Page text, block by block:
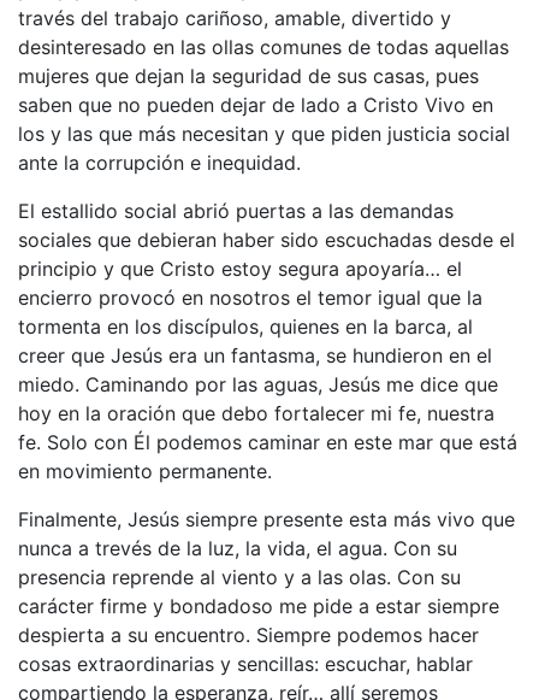
través del trabajo cariñoso, amable, divertido y
desinteresado en las ollas comunes de todas aquellas
mujeres que dejan la seguridad de sus casas, pues
saben que no pueden dejar de lado a Cristo Vivo en
los y las que más necesitan y que piden justicia social
ante la corrupción e inequidad.
El estallido social abrió puertas a las demandas
sociales que debieran haber sido escuchadas desde el
principio y que Cristo estoy segura apoyaría… el
encierro provocó en nosotros el temor igual que la
tormenta en los discípulos, quienes en la barca, al
creer que Jesús era un fantasma, se hundieron en el
miedo. Caminando por las aguas, Jesús me dice que
hoy en la oración que debo fortalecer mi fe, nuestra
fe. Solo con Él podemos caminar en este mar que está
en movimiento permanente.
Finalmente, Jesús siempre presente esta más vivo que
nunca a trevés de la luz, la vida, el agua. Con su
presencia reprende al viento y a las olas. Con su
carácter firme y bondadoso me pide a estar siempre
despierta a su encuentro. Siempre podemos hacer
cosas extraordinarias y sencillas: escuchar, hablar
compartiendo la esperanza, reír… allí seremos